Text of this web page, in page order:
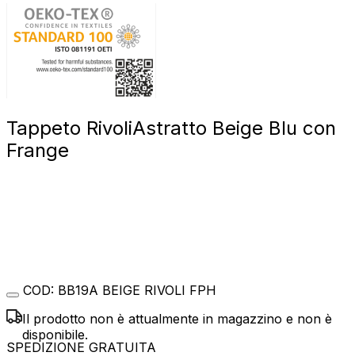
Tappeto RivoliAstratto Beige Blu con
Frange
Il prodotto non è attualmente in magazzino e non è
disponibile.
COD: BB19A BEIGE RIVOLI FPH
SPEDIZIONE GRATUITA